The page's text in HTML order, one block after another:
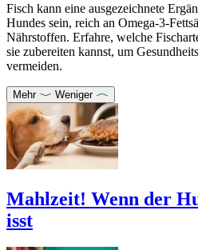
Fisch kann eine ausgezeichnete
Hundes sein, reich an Omega-3-
Nährstoffen. Erfahre, welche
sie zubereiten kannst, um
vermeiden.
Mehr Weniger
Mahlzeit! Wenn der
isst